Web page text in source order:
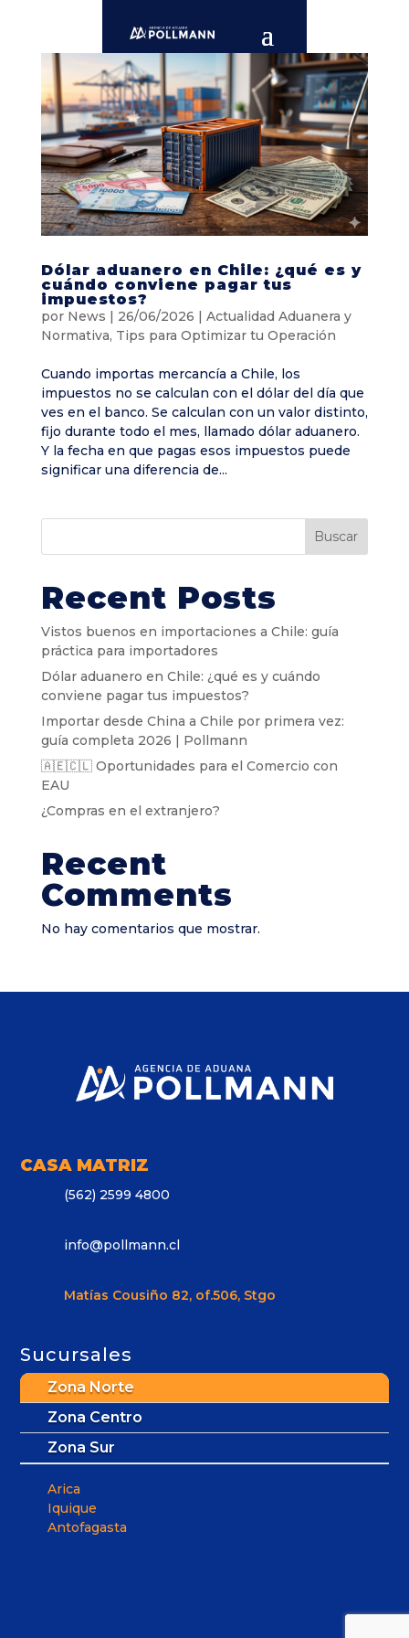
Dólar aduanero en Chile: ¿qué es y
cuándo conviene pagar tus
impuestos?
por News | 26/06/2026 | Actualidad Aduanera y
Normativa, Tips para Optimizar tu Operación
Cuando importas mercancía a Chile, los
impuestos no se calculan con el dólar del día que
ves en el banco. Se calculan con un valor distinto,
fijo durante todo el mes, llamado dólar aduanero.
Y la fecha en que pagas esos impuestos puede
significar una diferencia de...
Buscar
Recent Posts
Vistos buenos en importaciones a Chile: guía
práctica para importadores
Dólar aduanero en Chile: ¿qué es y cuándo
conviene pagar tus impuestos?
Importar desde China a Chile por primera vez:
guía completa 2026 | Pollmann
🇦🇪🇨🇱 Oportunidades para el Comercio con
EAU
¿Compras en el extranjero?
Recent
Comments
No hay comentarios que mostrar.
CASA MATRIZ
(562) 2599 4800
info@pollmann.cl
Matías Cousiño 82, of.506, Stgo
Sucursales
Zona Norte
Zona Centro
Zona Sur
Arica
Iquique
Antofagasta